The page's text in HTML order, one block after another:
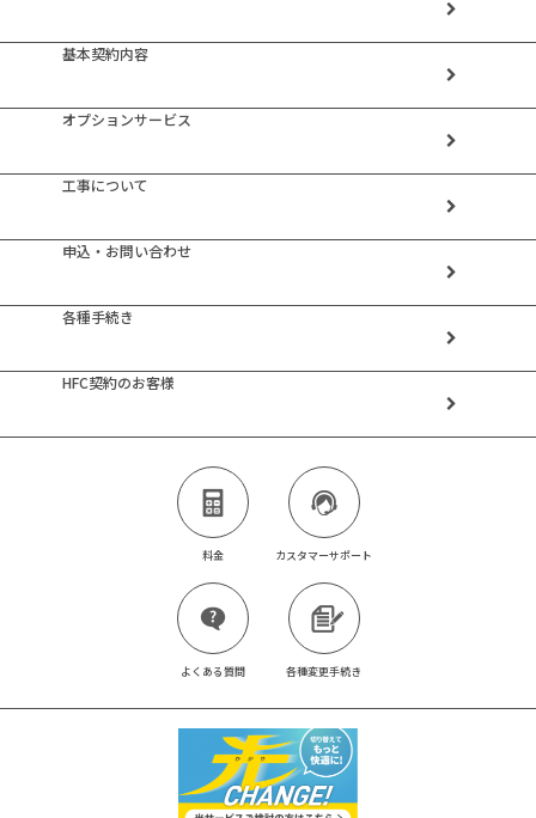
基本契約内容
オプションサービス
工事について
申込・お問い合わせ
各種手続き
HFC契約のお客様
料金 カスタマーサポート
よくある質問 各種変更手続き